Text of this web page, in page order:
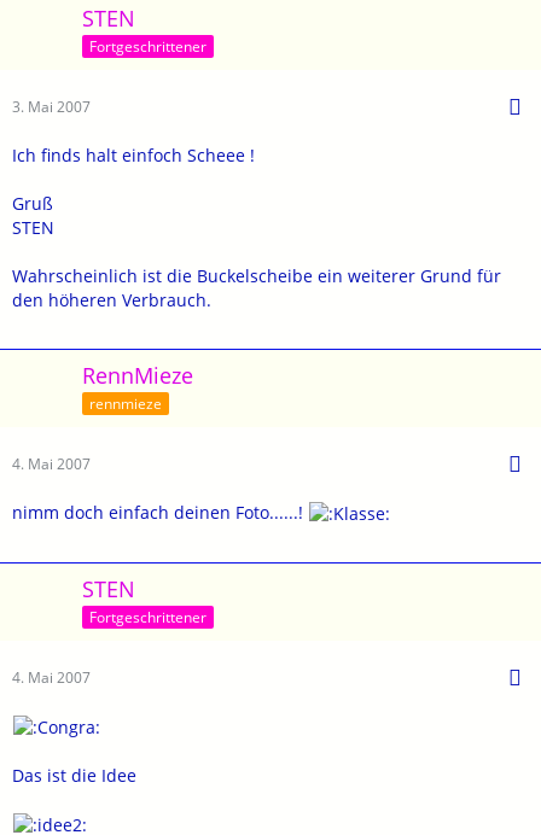
STEN
Fortgeschrittener
3. Mai 2007
Ich finds halt einfoch Scheee !
Gruß
STEN
Wahrscheinlich ist die Buckelscheibe ein weiterer Grund für
den höheren Verbrauch.
RennMieze
rennmieze
4. Mai 2007
nimm doch einfach deinen Foto......!
STEN
Fortgeschrittener
4. Mai 2007
Das ist die Idee